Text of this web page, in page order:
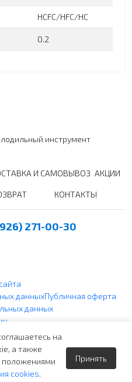
HCFC/HFC/НС
0.2
инструмент
И САМОВЫВОЗ АКЦИИ
КОНТАКТЫ
271-00-30
данныхПубличная оферта
данных
cookie
не является публичной
п. 2 ГК РФ и носит чисто
на
а также
положениями
cookies.
Принять